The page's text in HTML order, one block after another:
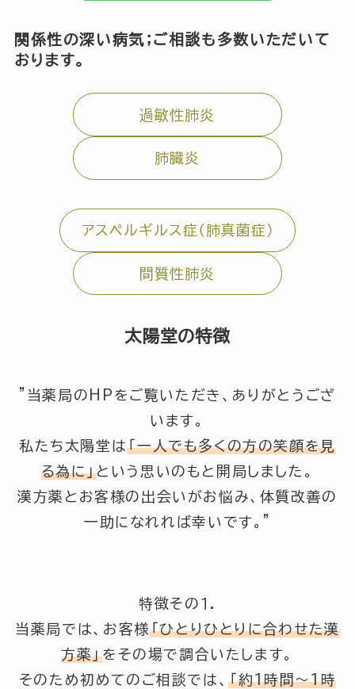
関係性の深い病気；ご相談も多数いただいて
おります。
過敏性肺炎
肺臓炎
アスペルギルス症（肺真菌症）
間質性肺炎
太陽堂の特徴
”当薬局のHPをご覧いただき、ありがとうござ
います。
私たち太陽堂は「一人でも多くの方の笑顔を見
る為に」 という思いのもと開局しました。
漢方薬とお客様の出会いがお悩み、体質改善の
一助になれれば幸いです。”
特徴その１.
当薬局では、お客様 「ひとりひとりに合わせた漢
方薬」をその場で調合いたします。
そのため初めてのご相談では、「約1時間～1時